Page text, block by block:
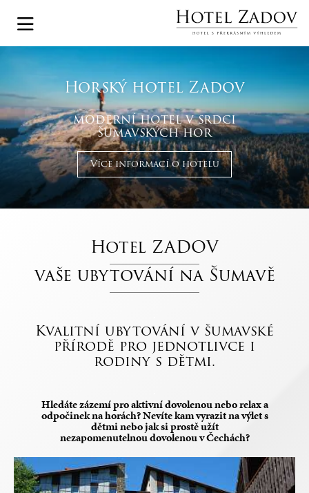
Horský hotel Zadov
moderní hotel v srdci
šumavských hor
Více informací o hotelu
Hotel ZADOV
vaše ubytování na Šumavě
Kvalitní ubytování v šumavské
přírodě pro jednotlivce i
rodiny s dětmi.
Hledáte zázemí pro aktivní dovolenou nebo relax a
odpočinek na horách? Nevíte kam vyrazit na výlet s
dětmi nebo jak si prostě užít
nezapomenutelnou dovolenou v Čechách?